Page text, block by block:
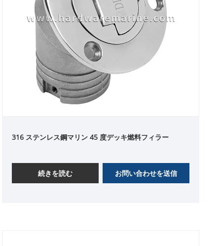
316 ステンレス鋼マリン 45 度デッキ燃料フィラー
続きを読む お問い合わせを送信